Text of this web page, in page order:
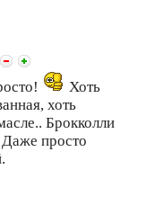
Хоть
хоть
Брокколли
просто